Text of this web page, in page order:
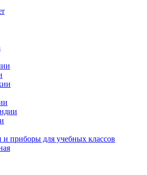
и приборы для учебных классов